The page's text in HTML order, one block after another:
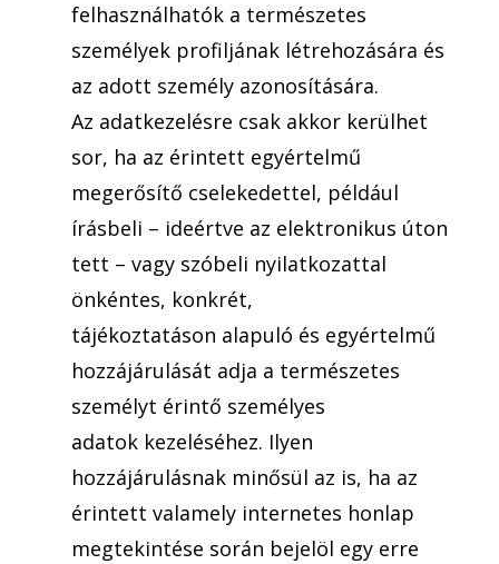
felhasználhatók a természetes
személyek profiljának létrehozására és
az adott személy azonosítására.
Az adatkezelésre csak akkor kerülhet
sor, ha az érintett egyértelmű
megerősítő cselekedettel, például
írásbeli – ideértve az elektronikus úton
tett – vagy szóbeli nyilatkozattal
önkéntes, konkrét,
tájékoztatáson alapuló és egyértelmű
hozzájárulását adja a természetes
személyt érintő személyes
adatok kezeléséhez. Ilyen
hozzájárulásnak minősül az is, ha az
érintett valamely internetes honlap
megtekintése során bejelöl egy erre